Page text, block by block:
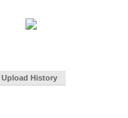
Upload History